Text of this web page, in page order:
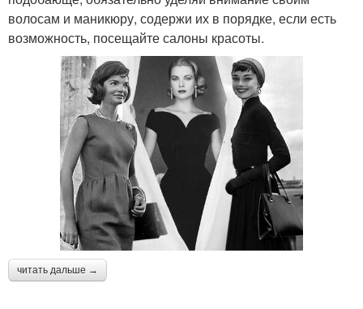
волосам и маникюру, содержи их в порядке, если есть
возможность, посещайте салоны красоты.
читать дальше →